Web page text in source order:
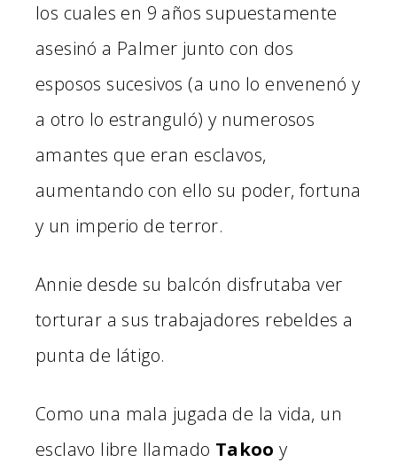
los cuales en 9 años supuestamente
asesinó a Palmer junto con dos
esposos sucesivos (a uno lo envenenó y
a otro lo estranguló) y numerosos
amantes que eran esclavos,
aumentando con ello su poder, fortuna
y un imperio de terror.
Annie desde su balcón disfrutaba ver
torturar a sus trabajadores rebeldes a
punta de látigo.
Como una mala jugada de la vida, un
esclavo libre llamado Takoo y